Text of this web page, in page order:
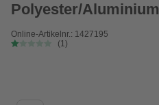
Polyester/
Online-Artikelnr.: 1427195
(1)